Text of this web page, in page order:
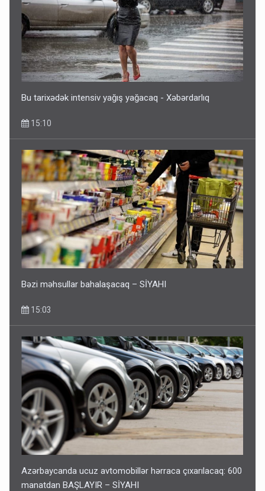
Bu tarixədək intensiv yağış yağacaq - Xəbərdarlıq
15:10
Bəzi məhsullar bahalaşacaq – SİYAHI
15:03
Azərbaycanda ucuz avtomobillər hərraca çıxarılacaq: 600
manatdan BAŞLAYIR – SİYAHI